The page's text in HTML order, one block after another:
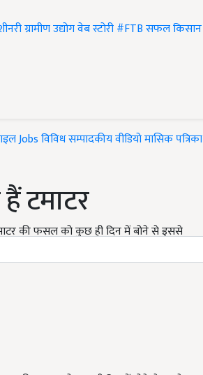
ग्रामीण उद्योगवेब स्टोरी#FTBसफल किसान
Jobsविविधसम्पादकीयवीडियोमासिक पत्रिका
टमाटर
की फसल को कुछ ही दिन में बोने से इससे